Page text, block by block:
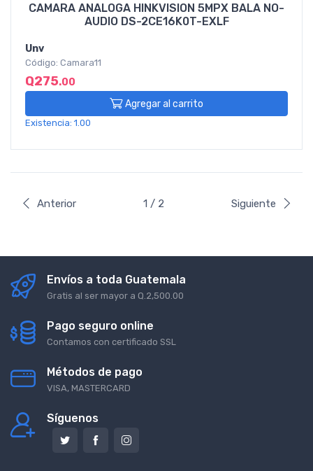
CAMARA ANALOGA HINKVISION 5MPX BALA NO-
AUDIO DS-2CE16K0T-EXLF
Unv
Código: Camara11
Q275.00
Agregar al carrito
Existencia: 1.00
Anterior 1 / 2 Siguiente
Envíos a toda Guatemala
Gratis al ser mayor a Q.2,500.00
Pago seguro online
Contamos con certificado SSL
Métodos de pago
VISA, MASTERCARD
Síguenos